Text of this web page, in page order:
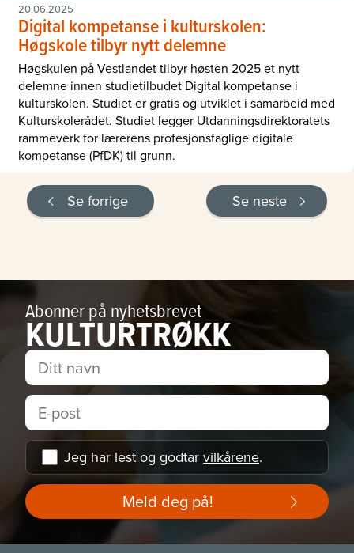
20.06.2025
Digital kompetanse i kulturskolen:
Høgskole tilbyr nytt delemne
Høgskulen på Vestlandet tilbyr høsten 2025 et nytt
delemne innen studietilbudet Digital kompetanse i
kulturskolen. Studiet er gratis og utviklet i samarbeid med
Kulturskolerådet. Studiet legger Utdanningsdirektoratets
rammeverk for lærerens profesjonsfaglige digitale
kompetanse (PfDK) til grunn.
Se forrige Se neste
Abonner på nyhetsbrevet
KULTURTRØKK
Jeg har lest og godtar vilkårene.
Meld deg på!